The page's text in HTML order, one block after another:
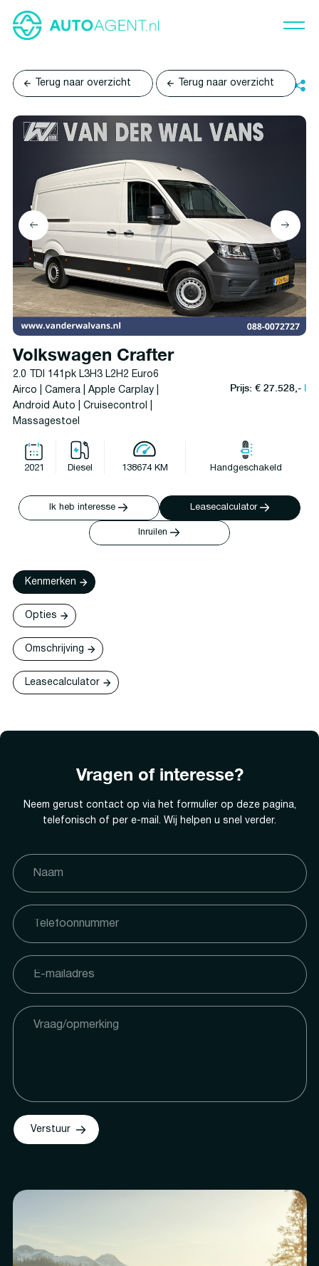
Terug naar overzicht Terug naar overzicht
Volkswagen Crafter
2.0 TDI 141pk L3H3 L2H2 Euro6
Airco | Camera | Apple Carplay |
Android Auto | Cruisecontrol |
Massagestoel
Prijs: € 27.528,-l
2021 Diesel 138674 KM Handgeschakeld
Ik heb interesse Leasecalculator
Inruilen
Kenmerken
Opties
Omschrijving
Leasecalculator
Vragen of interesse?
Neem gerust contact op via het formulier op deze pagina,
telefonisch of per e-mail. Wij helpen u snel verder.
Verstuur